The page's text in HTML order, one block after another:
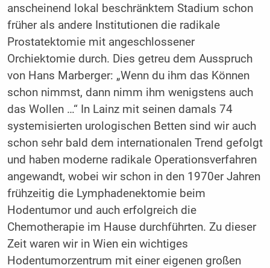
anscheinend lokal beschränktem Stadium schon
früher als andere Institutionen die radikale
Prostatektomie mit angeschlossener
Orchiektomie durch. Dies getreu dem Ausspruch
von Hans Marberger: „Wenn du ihm das Können
schon nimmst, dann nimm ihm wenigstens auch
das Wollen …“ In Lainz mit seinen damals 74
systemisierten urologischen Betten sind wir auch
schon sehr bald dem internationalen Trend gefolgt
und haben moderne radikale Operationsverfahren
angewandt, wobei wir schon in den 1970er Jahren
frühzeitig die Lymphadenektomie beim
Hodentumor und auch erfolgreich die
Chemotherapie im Hause durchführten. Zu dieser
Zeit waren wir in Wien ein wichtiges
Hodentumorzentrum mit einer eigenen großen